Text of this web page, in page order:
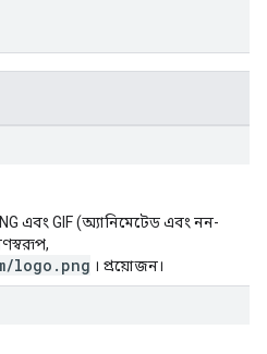
এবং GIF (অ্যানিমেটেড এবং নন-
logo.png । প্রয়োজন।